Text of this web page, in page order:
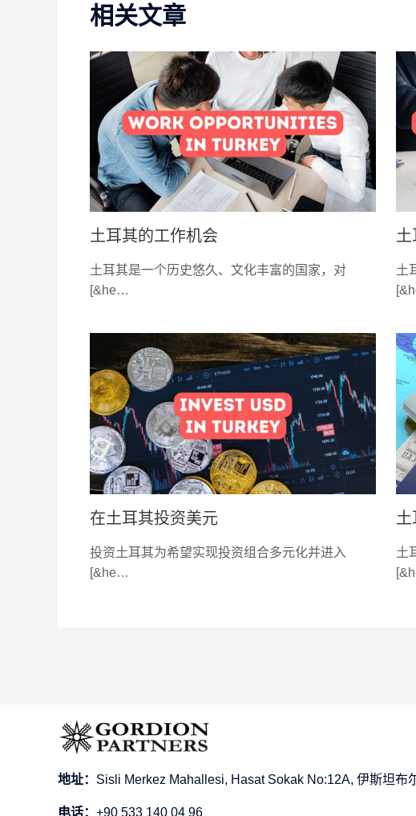
相关文章
土耳其的工作机会
土耳其是一个历史悠久、文化丰富的国家，对
[&he…
土
在土耳其投资美元
投资土耳其为希望实现投资组合多元化并进入
[&he…
土
地址： Sisli Merkez Mahallesi, Hasat Sokak No:12A, 伊斯坦布
电话： +90 533 140 04 96